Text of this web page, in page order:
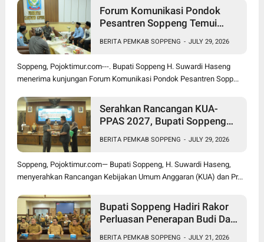
Forum Komunikasi Pondok
Pesantren Soppeng Temui
BERITA PEMKAB SOPPENG - JULY 29, 2026
Soppeng, Pojoktimur.com---. Bupati Soppeng H. Suwardi Haseng
menerima kunjungan Forum Komunikasi Pondok Pesantren Sopp...
Serahkan Rancangan KUA-
PPAS 2027, Bupati Soppeng
BERITA PEMKAB SOPPENG - JULY 29, 2026
Soppeng, Pojoktimur.com— Bupati Soppeng, H. Suwardi Haseng,
menyerahkan Rancangan Kebijakan Umum Anggaran (KUA) dan Pr...
Bupati Soppeng Hadiri Rakor
Perluasan Penerapan Budi Daya
BERITA PEMKAB SOPPENG - JULY 21, 2026